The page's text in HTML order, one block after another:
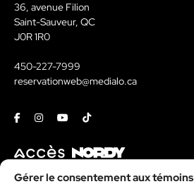
Gérer le consentement aux témoins
36, avenue Filion
Saint-Sauveur, QC
J0R 1R0
450-227-7999
reservationweb@medialo.ca
FacebookInstagramYoutubeTiktok
Contact